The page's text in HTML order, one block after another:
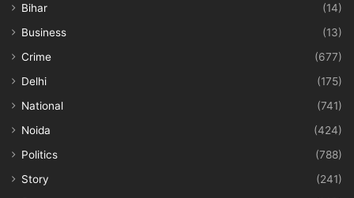
Bihar
(14)
Business
(13)
Crime
(677)
Delhi
(175)
National
(741)
Noida
(424)
Politics
(788)
Story
(241)